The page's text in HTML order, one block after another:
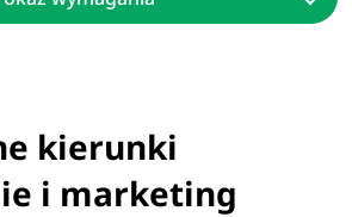
kierunki
i marketing